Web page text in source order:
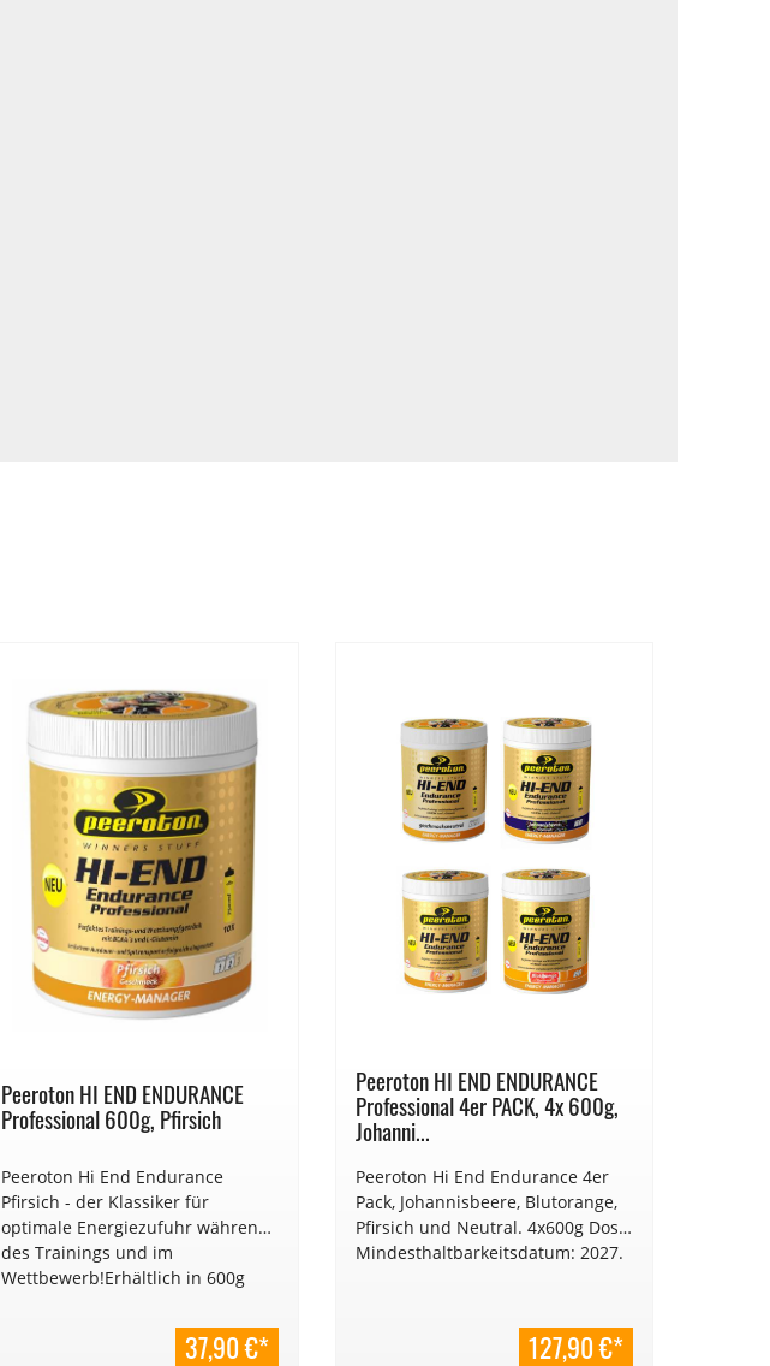
Peeroton HI END ENDURANCE
Professional 600g, Pfirsich
Peeroton Hi End Endurance
Pfirsich - der Klassiker für
optimale Energiezufuhr während
des Trainings und im
Wettbewerb!Erhältlich in 600g
praktischen 3kg Beutel sowie in
den 40g Sachets für unterwegs.
37,90 €*
Peeroton HI END ENDURANCE
Professional 4er PACK, 4x 600g,
Johanni...
Peeroton Hi End Endurance 4er
Pack, Johannisbeere, Blutorange,
Pfirsich und Neutral. 4x600g Dose.
Mindesthaltbarkeitsdatum: 2027.
127,90 €*